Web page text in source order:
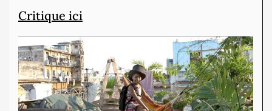
Critique ici